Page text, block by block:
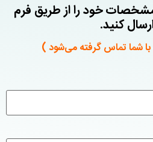
خود را از طریق فرم
کنید.